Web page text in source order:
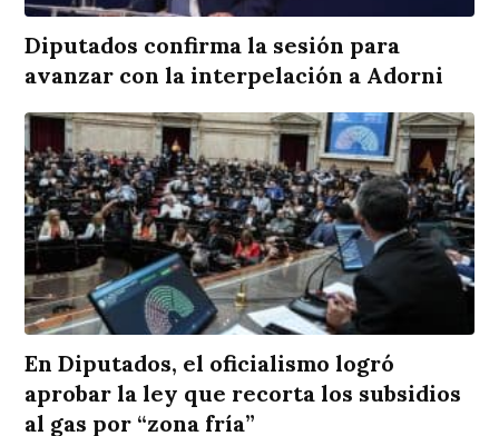
Diputados confirma la sesión para
avanzar con la interpelación a Adorni
En Diputados, el oficialismo logró
aprobar la ley que recorta los subsidios
al gas por “zona fría”